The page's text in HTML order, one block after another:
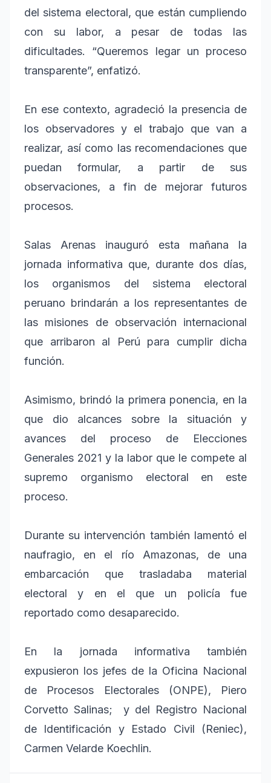
del sistema electoral, que están cumpliendo
con su labor, a pesar de todas las
dificultades. “Queremos legar un proceso
transparente”, enfatizó.
En ese contexto, agradeció la presencia de
los observadores y el trabajo que van a
realizar, así como las recomendaciones que
puedan formular, a partir de sus
observaciones, a fin de mejorar futuros
procesos.
Salas Arenas inauguró esta mañana la
jornada informativa que, durante dos días,
los organismos del sistema electoral
peruano brindarán a los representantes de
las misiones de observación internacional
que arribaron al Perú para cumplir dicha
función.
Asimismo, brindó la primera ponencia, en la
que dio alcances sobre la situación y
avances del proceso de Elecciones
Generales 2021 y la labor que le compete al
supremo organismo electoral en este
proceso.
Durante su intervención también lamentó el
naufragio, en el río Amazonas, de una
embarcación que trasladaba material
electoral y en el que un policía fue
reportado como desaparecido.
En la jornada informativa también
expusieron los jefes de la Oficina Nacional
de Procesos Electorales (ONPE), Piero
Corvetto Salinas; y del Registro Nacional
de Identificación y Estado Civil (Reniec),
Carmen Velarde Koechlin.